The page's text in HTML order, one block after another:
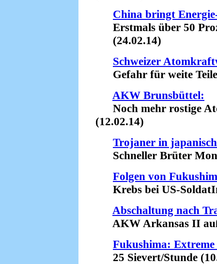
China bringt
Erstmals über 50
(24.02.14)
Schweizer
Gefahr für weite Teile
AKW Brunsbüttel:
Noch mehr rostige
(12.02.14)
Trojaner in
Schneller Brüter
Folgen von
Krebs bei US-
Abschaltung nach
AKW Arkansas II
Fukushima:
25 Sievert/Stunde